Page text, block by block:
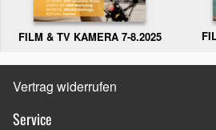
FILM & TV KAMERA 7-8.2025
Vertrag widerrufen
Service